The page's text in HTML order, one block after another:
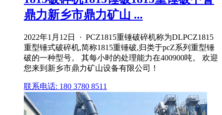
鼎力新乡市鼎力矿山 ...
2022年1月12日 · PCZ1815重锤破碎机称为DLPCZ1815
重型锤式破碎机,简称1815重锤破,归类于pcZ系列重型锤
破的一种型号。 其每小时的处理能力在400900吨。 欢迎
您来到新乡市鼎力矿山设备有限公司！
联系电话: 180 3780 8511